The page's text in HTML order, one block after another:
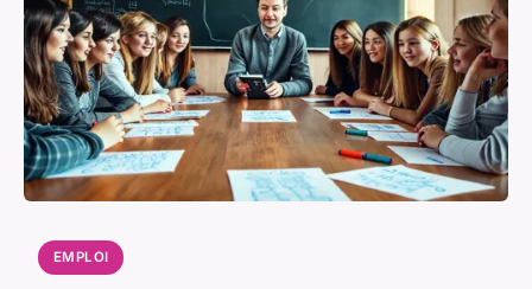
EMPLOI